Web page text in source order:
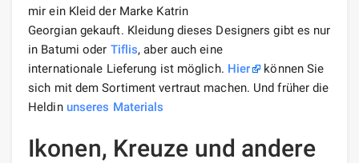
mir ein Kleid der Marke Katrin
Georgian gekauft. Kleidung dieses Designers gibt es nur
in Batumi oder Tiflis, aber auch eine
internationale Lieferung ist möglich. Hier
können Sie
sich mit dem Sortiment vertraut machen. Und früher die
Heldin unseres Materials
Ikonen, Kreuze und andere